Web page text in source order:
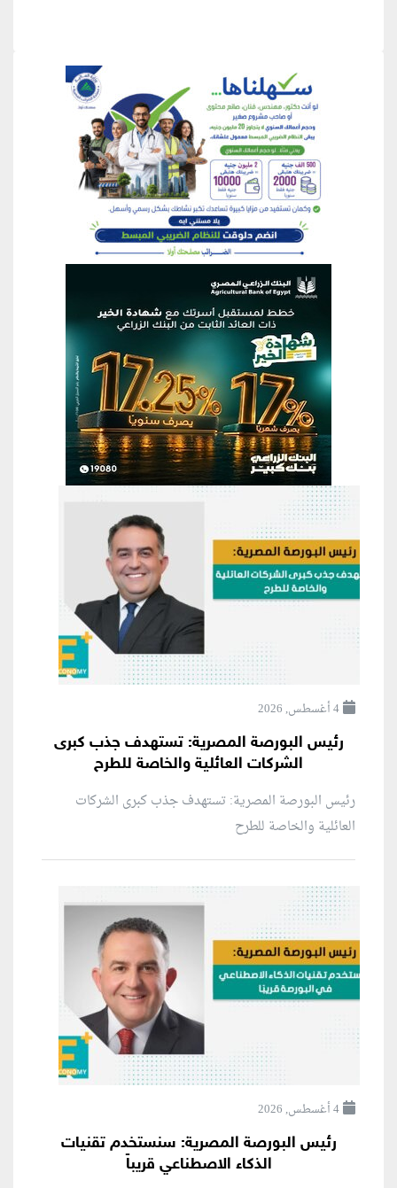
منطقة إعلانية
منطقة إعلانية
4 أغسطس, 2026
رئيس البورصة المصرية: تستهدف جذب كبرى
الشركات العائلية والخاصة للطرح
رئيس البورصة المصرية: تستهدف جذب كبرى الشركات
العائلية والخاصة للطرح
4 أغسطس, 2026
رئيس البورصة المصرية: سنستخدم تقنيات
الذكاء الاصطناعي قريباً